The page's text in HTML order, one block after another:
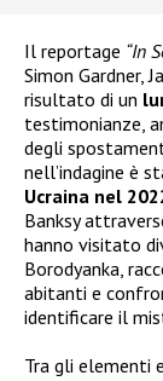
Il reportage “In
Simon Gardner,
risultato di un
testimonianze,
degli
nell’indagine è
Ucraina nel
Banksy
hanno visitato
Borodyanka,
abitanti e
identificare il
Tra gli elementi